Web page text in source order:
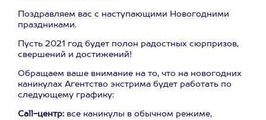
Поздравляем вас с наступающими Новогодними
праздниками.
Пусть 2021 год будет полон радостных сюрпризов,
свершений и достижений!
Обращаем ваше внимание на то, что на новогодних
каникулах Агентство экстрима будет работать по
следующему графику:
Call-центр: все каникулы в обычном режиме,